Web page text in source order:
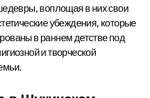
воплощая в них свои
убеждения, которые
в раннем детстве под
и творческой